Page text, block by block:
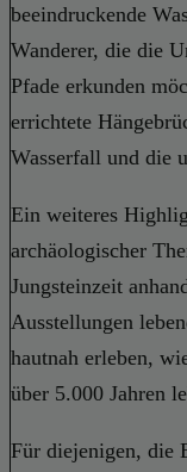
beeindruckende
Wanderer, die die
Pfade erkunden
errichtete
Wasserfall und die
Ein weiteres
archäologischer
Jungsteinzeit
Ausstellungen
hautnah erleben,
über 5.000 Jahren
Für diejenigen, die